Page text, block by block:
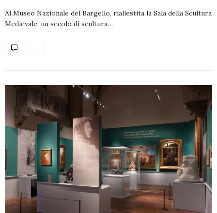
Al Museo Nazionale del Bargello, riallestita la Sala della Scultura
Medievale: un secolo di scultura…